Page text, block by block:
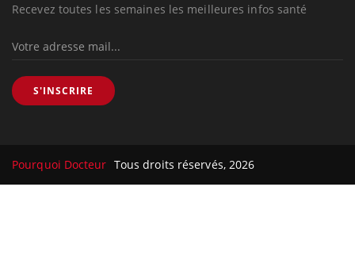
Recevez toutes les semaines les meilleures infos santé
S'INSCRIRE
Pourquoi Docteur Tous droits réservés, 2026